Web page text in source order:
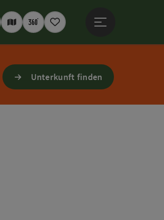
Interaktive Karte
360° Panoramen
Merkzettel
Unterkunft finden